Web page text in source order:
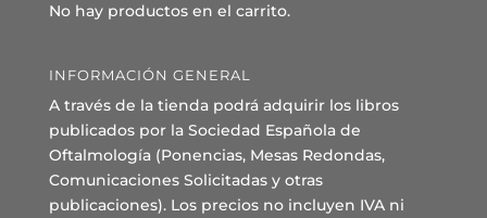
No hay productos en el carrito.
INFORMACIÓN GENERAL
A través de la tienda podrá adquirir los libros
publicados por la Sociedad Española de
Oftalmología (Ponencias, Mesas Redondas,
Comunicaciones Solicitadas y otras
publicaciones). Los precios no incluyen IVA ni